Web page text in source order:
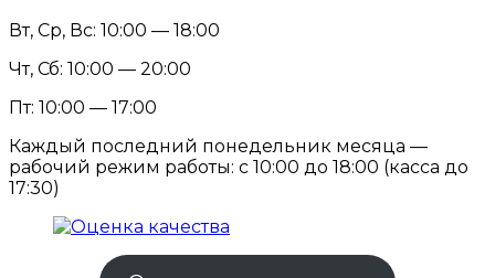
Вт, Ср, Вс: 10:00 — 18:00
Чт, Сб: 10:00 — 20:00
Пт: 10:00 — 17:00
Каждый последний понедельник месяца —
рабочий режим работы: с 10:00 до 18:00 (касса до
17:30)